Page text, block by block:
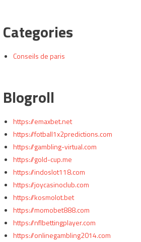
Categories
Conseils de paris
Blogroll
https://emaxbet.net
https://fotball1x2predictions.com
https://gambling-virtual.com
https://gold-cup.me
https://indoslot118.com
https://joycasinoclub.com
https://kosmolot.bet
https://momobet888.com
https://nflbettingplayer.com
https://onlinegambling2014.com